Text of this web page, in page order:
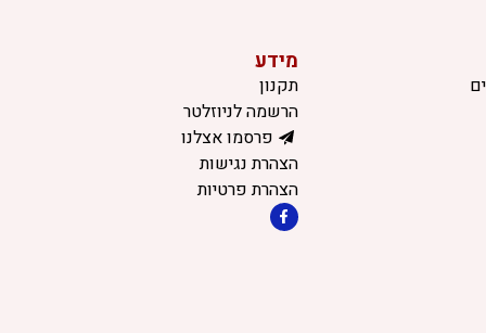
מידע
תקנון
הרשמה לניוזלטר
פרסמו אצלנו
הצהרת נגישות
הצהרת פרטיות